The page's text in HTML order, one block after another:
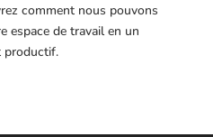
comment nous pouvons
espace de travail en un
productif.